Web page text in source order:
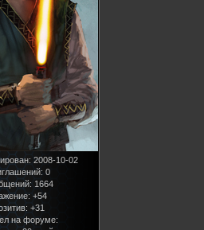
: 2008-10-02
0
1664
+54
+31
на форуме: